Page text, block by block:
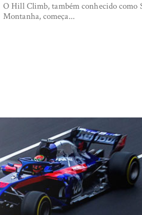
O Hill Climb, também conhecido como
Montanha, começa...